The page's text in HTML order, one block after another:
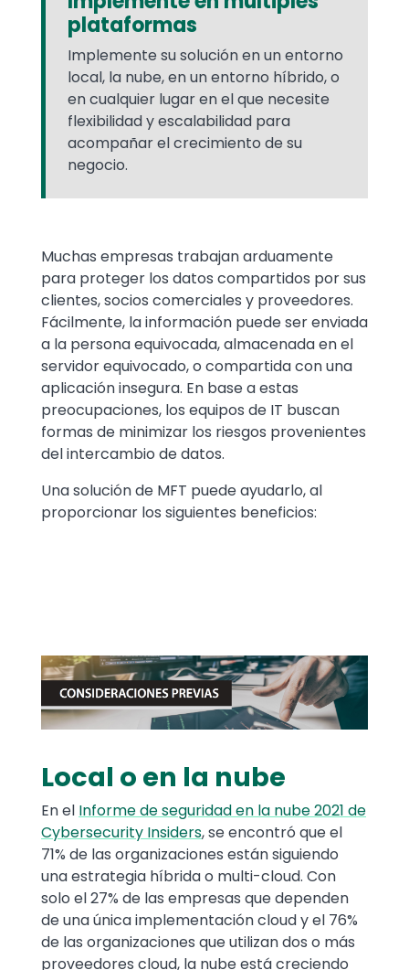
plataformas
Implemente su solución en un entorno
local, la nube, en un entorno híbrido, o
en cualquier lugar en el que necesite
flexibilidad y escalabilidad para
acompañar el crecimiento de su
negocio.
Text
Muchas empresas trabajan arduamente
para proteger los datos compartidos por sus
clientes, socios comerciales y proveedores.
Fácilmente, la información puede ser enviada
a la persona equivocada, almacenada en el
servidor equivocado, o compartida con una
aplicación insegura. En base a estas
preocupaciones, los equipos de IT buscan
formas de minimizar los riesgos provenientes
del intercambio de datos.
Una solución de MFT puede ayudarlo, al
proporcionar los siguientes beneficios:
Media
Image
Text
Local o en la nube
En el Informe de seguridad en la nube 2021 de
Cybersecurity Insiders, se encontró que el
71% de las organizaciones están siguiendo
una estrategia híbrida o multi-cloud. Con
solo el 27% de las empresas que dependen
de una única implementación cloud y el 76%
de las organizaciones que utilizan dos o más
proveedores cloud, la nube está creciendo